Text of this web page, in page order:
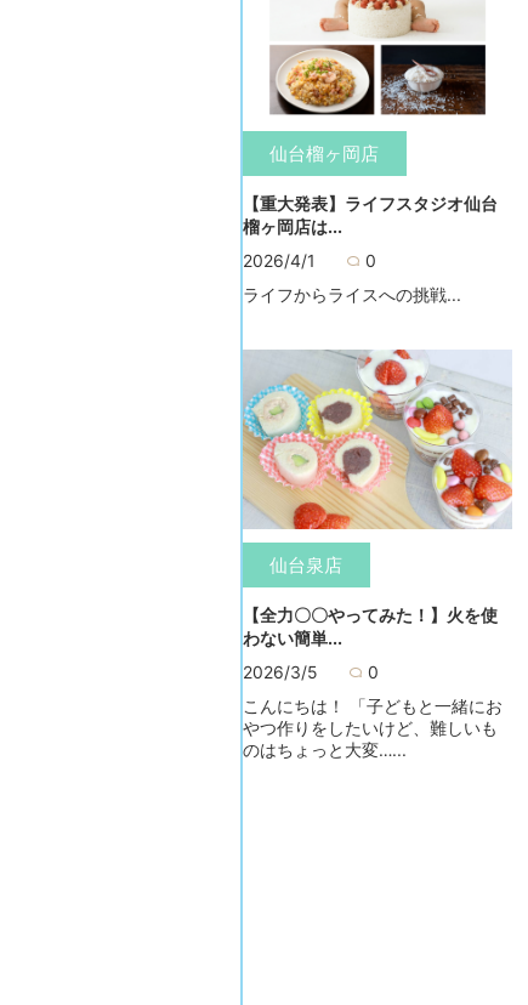
仙台榴ヶ岡店
【重大発表】ライフスタジオ仙台
榴ヶ岡店は...
2026/4/1
0
ライフからライスへの挑戦...
仙台泉店
【全力〇〇やってみた！】火を使
わない簡単...
2026/3/5
0
こんにちは！ 「子どもと一緒にお
やつ作りをしたいけど、難しいも
のはちょっと大変…...